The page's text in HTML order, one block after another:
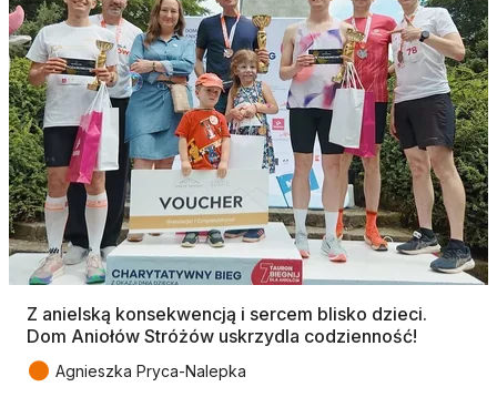
Z anielską konsekwencją i sercem blisko dzieci.
Dom Aniołów Stróżów uskrzydla codzienność!
● Agnieszka Pryca-Nalepka